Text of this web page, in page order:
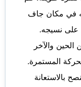
في مكان جاف
على نسيجه.
الحين والآخر
المستمرة.
بالاستعانة